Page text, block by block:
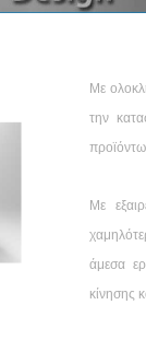
Με
την
Με
άμεσα
κίνησης